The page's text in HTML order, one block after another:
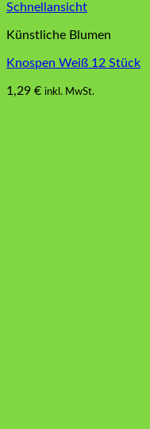
Schnellansicht
Künstliche Blumen
Knospen Weiß 12 Stück
1,29 € inkl. MwSt.